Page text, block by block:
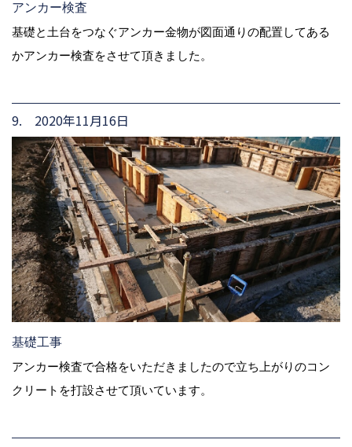
アンカー検査
基礎と土台をつなぐアンカー金物が図面通りの配置してある
かアンカー検査をさせて頂きました。
9. 2020年11月16日
基礎工事
アンカー検査で合格をいただきましたので立ち上がりのコン
クリートを打設させて頂いています。